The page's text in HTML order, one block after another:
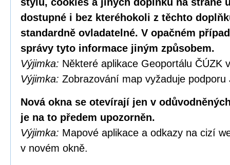
dostupné i bez kteréhokoli z těchto
standardně ovladatelné. V opačném
správy tyto informace jiným způsobem.
Výjimka: Některé aplikace Geoportálu ČÚZK
Výjimka: Zobrazování map vyžaduje podporu
Nová okna se otevírají jen v
je na to předem upozorněn.
Výjimka: Mapové aplikace a odkazy na cizí
v novém okně.